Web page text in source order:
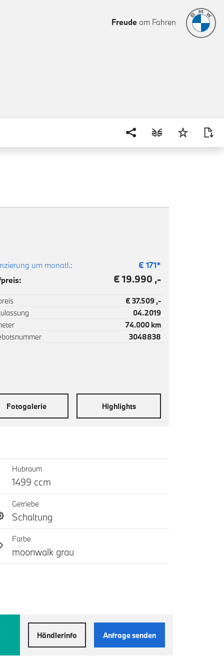
Freude am Fahren
um monatl.: € 171*
€ 19.990 ,-
€ 37.509 ,-
04.2019
74.000 km
3048838
Fotogalerie Highlights
Hubraum
1499 ccm
Getriebe
Schaltung
Farbe
moonwalk grau
Händlerinfo Anfrage senden